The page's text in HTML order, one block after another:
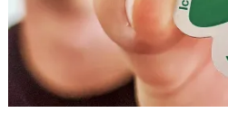
Kommunalwahl 2025
Über uns
Kontakt (Contact)
Impressum (Imprint)